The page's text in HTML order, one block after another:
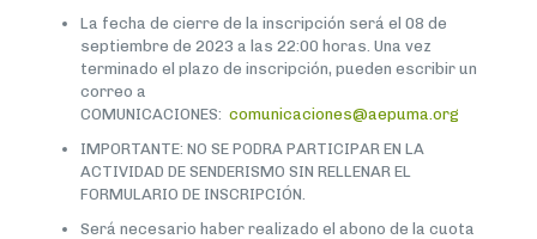
La fecha de cierre de la inscripción será el 08 de
septiembre de 2023 a las 22:00 horas. Una vez
terminado el plazo de inscripción, pueden escribir un
correo a
COMUNICACIONES: comunicaciones@aepuma.org
IMPORTANTE: NO SE PODRA PARTICIPAR EN LA
ACTIVIDAD DE SENDERISMO SIN RELLENAR EL
FORMULARIO DE INSCRIPCIÓN.
Será necesario haber realizado el abono de la cuota